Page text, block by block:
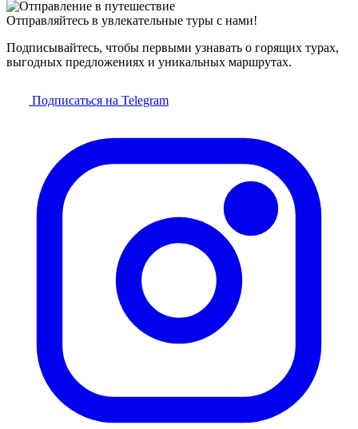
Отправляйтесь в увлекательные туры с нами!
Подписывайтесь, чтобы первыми узнавать о горящих турах,
выгодных предложениях и уникальных маршрутах.
Подписаться на Telegram